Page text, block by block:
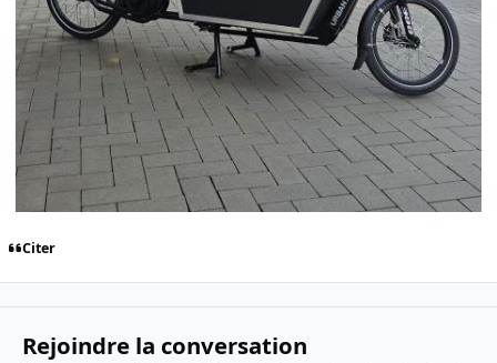
Citer
Rejoindre la conversation